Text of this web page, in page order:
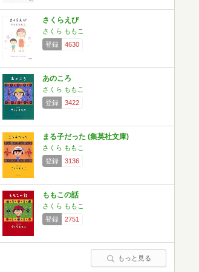
さくらえび
さくら ももこ
登録
4630
あのころ
さくら ももこ
登録
3422
まる子だった (集英社文庫)
さくら ももこ
登録
3136
ももこの話
さくら ももこ
登録
2751
もっと見る